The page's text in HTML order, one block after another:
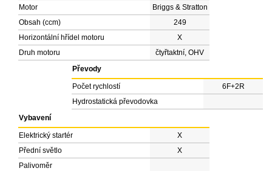
Motor
Briggs & Stratton
Obsah (ccm)
249
Horizontální hřídel motoru
X
Druh motoru
čtyřtaktní, OHV
Převody
Počet rychlostí
6F+2R
Hydrostatická převodovka
Vybavení
Elektrický startér
X
Přední světlo
X
Palivoměr